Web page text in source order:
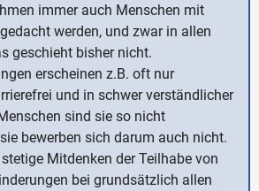
immer auch Menschen mit
werden, und zwar in allen
geschieht bisher nicht.
erscheinen z.B. oft nur
und in schwer verständlicher
sind sie so nicht
bewerben sich darum auch nicht.
Mitdenken der Teilhabe von
bei grundsätzlich allen